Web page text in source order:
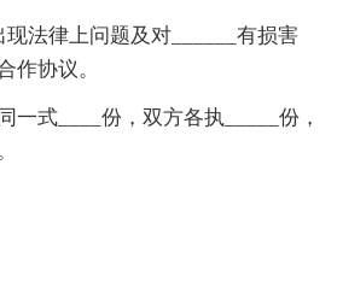
法律上问题及对______有损害
作协议。
一式____份，双方各执_____份，